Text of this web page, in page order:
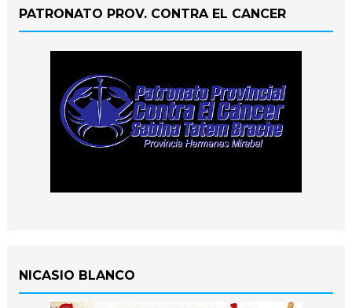
PATRONATO PROV. CONTRA EL CANCER
NICASIO BLANCO